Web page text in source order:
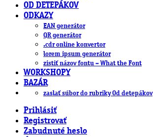
OD DETEPÁKOV
ODKAZY
EAN generátor
QR generátor
.cdr online konvertor
lorem ipsum generátor
zistiť názov fontu – What the Font
WORKSHOPY
BAZÁR
zaslať súbor do rubriky Od detepákov
Prihlásiť
Registrovať
Zabudnuté heslo